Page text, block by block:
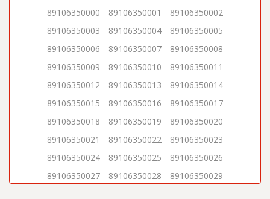
89106350000 89106350001
89106350002
89106350003
89106350004
89106350005
89106350006
89106350007
89106350008
89106350009
89106350010
89106350011
89106350012
89106350013
89106350014
89106350015
89106350016
89106350017
89106350018
89106350019
89106350020
89106350021
89106350022
89106350023
89106350024
89106350025
89106350026
89106350027
89106350028
89106350029